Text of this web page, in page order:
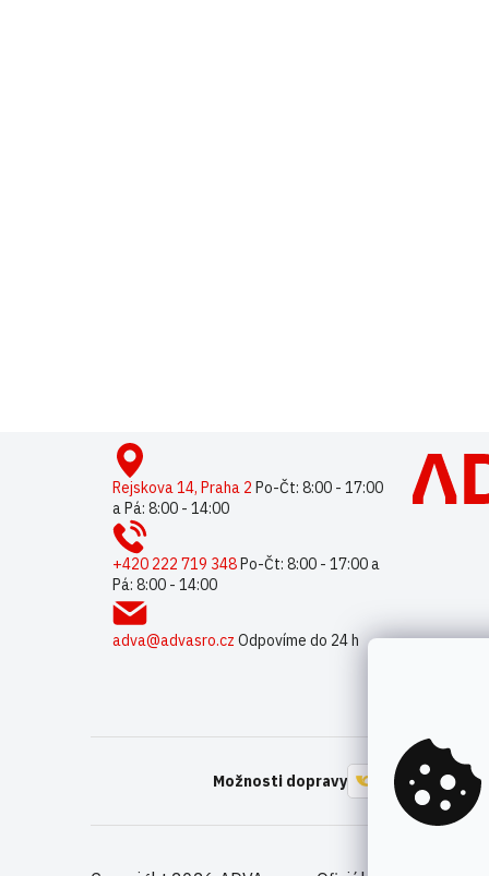
Rejskova 14, Praha 2 Po-Čt: 8:00 - 17:00
a Pá: 8:00 - 14:00
+420 222 719 348 Po-Čt: 8:00 - 17:00 a
Pá: 8:00 - 14:00
adva@advasro.cz Odpovíme do 24 h
Možnosti dopravy